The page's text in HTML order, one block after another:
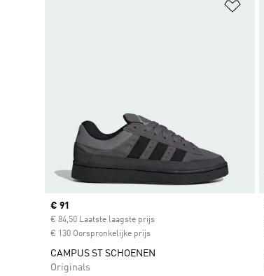
Current price
€ 91
€ 84,50 Laatste laagste prijs
€ 130 Oorspronkelijke prijs
CAMPUS ST SCHOENEN
Originals